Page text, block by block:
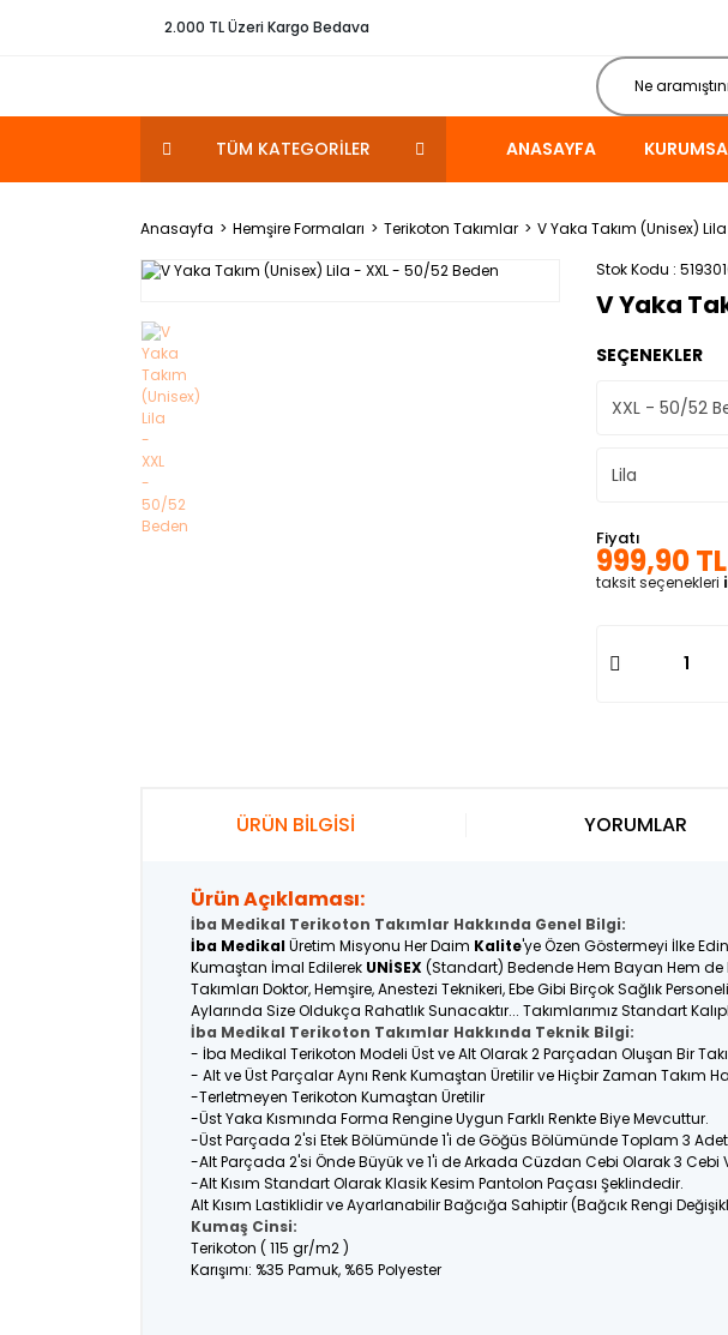
2.000 TL Üzeri Kargo Bedava
TÜM KATEGORİLER ANASAYFA
Anasayfa Hemşire Formaları Terikoton Takımlar
V Yaka Takım (Unisex)
Stok Kodu
V Yaka
SEÇENEKLER
Fiyatı
999,90 TL
taksit seçenekleri
ÜRÜN BİLGİSİ
Ürün Açıklaması:
İba Medikal Terikoton Takımlar Hakkında Genel Bilgi:
İba MedikalÜretim Misyonu Her Daim Kalite'ye Özen Göstermeyi İlke
Kumaştan İmal Edilerek UNİSEX (Standart) Bedende Hem Bayan Hem de
Takımları Doktor, Hemşire, Anestezi Teknikeri, Ebe Gibi Birçok Sağlık
Aylarında Size Oldukça Rahatlık Sunacaktır... Takımlarımız Standart
İba Medikal Terikoton Takımlar Hakkında Teknik Bilgi:
- İba Medikal Terikoton Modeli Üst ve Alt Olarak 2 Parçadan Oluşan Bir
- Alt ve Üst Parçalar Aynı Renk Kumaştan Üretilir ve Hiçbir Zaman Takım
-Terletmeyen Terikoton Kumaştan Üretilir
-Üst Yaka Kısmında Forma Rengine Uygun Farklı Renkte Biye Mevcuttur.
-Üst Parçada 2'si Etek Bölümünde 1'i de Göğüs Bölümünde Toplam 3 Adet
-Alt Parçada 2'si Önde Büyük ve 1'i de Arkada Cüzdan Cebi Olarak 3 Cebi
-Alt Kısım Standart Olarak Klasik Kesim Pantolon Paçası Şeklindedir.
Alt Kısım Lastiklidir ve Ayarlanabilir Bağcığa Sahiptir (Bağcık Rengi
Kumaş Cinsi:
Terikoton ( 115 gr/m2 )
Karışımı: %35 Pamuk, %65 Polyester
YORUMLAR